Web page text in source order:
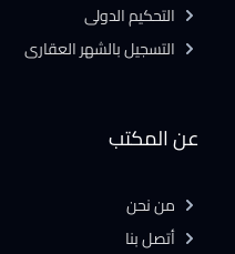
عن المكتب
من نحن
أتصل بنا
التحكيم الدولى
التسجيل بالشهر العقارى